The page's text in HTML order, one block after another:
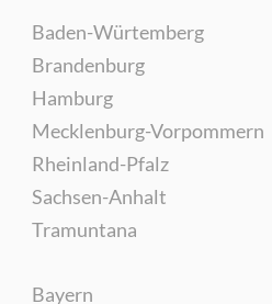
Baden-Würtemberg
Brandenburg
Hamburg
Mecklenburg-Vorpommern
Rheinland-Pfalz
Sachsen-Anhalt
Tramuntana
Bayern